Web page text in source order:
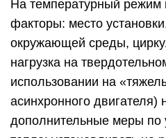
использовать
быстродействующие
предохранители. Они
величины
1,3Iном., причем само
гораздо большим
т.ч.учитывая пусковые
самый эффективный
перегрузки по току.
выдерживать только